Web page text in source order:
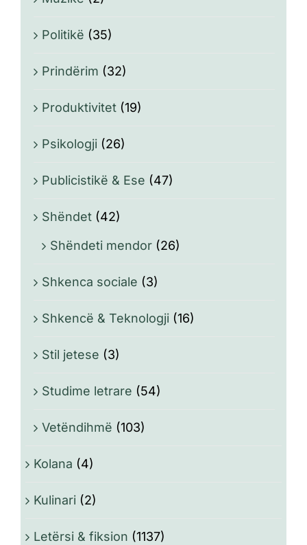
Politikë (35)
Prindërim (32)
Produktivitet (19)
Psikologji (26)
Publicistikë & Ese (47)
Shëndet (42)
Shëndeti mendor (26)
Shkenca sociale (3)
Shkencë & Teknologji (16)
Stil jetese (3)
Studime letrare (54)
Vetëndihmë (103)
Kolana (4)
Kulinari (2)
Letërsi & fiksion (1137)